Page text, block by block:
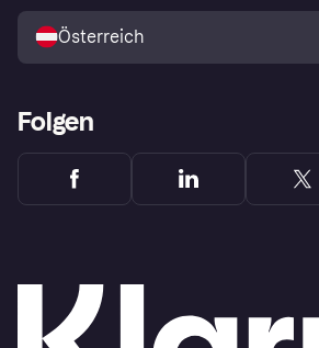
Österreich
Folgen